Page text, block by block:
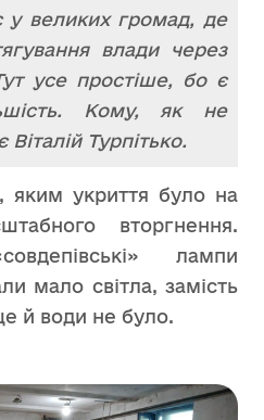
у великих громад, де
влади через
усе простіше, бо є
Кому, як не
Турпітько.
яким укриття було на
вторгнення.
лампи
мало світла, замість
й води не було.